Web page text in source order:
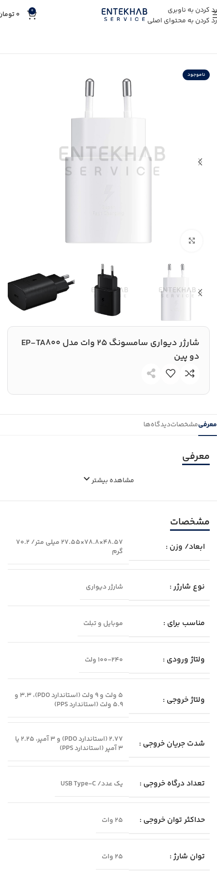
رد کردن به ناوبری
رد کردن به محتوای اصلی
0
0
ناموجود
بزرگنمایی تصویر
شارژر دیواری سامسونگ 25 وات مدل EP-TA800
دو پین
معرفیمشخصاتدیدگاه‌ها
معرفی
مشاهده بیشتر
مشخصات
ابعاد/ وزن :
48.57×78.8×27.55 میلی متر/ 70.2
گرم
نوع شارژر : شارژر دیواری
مناسب برای : موبایل و تبلت
ولتاژ ورودی : 100-240 ولت
ولتاژ خروجی :
5 ولت و 9 ولت (استاندارد PDO)، 3.3 و
5.9 ولت (استاندارد PPS)
شدت جریان خروجی :
2.77 (استاندارد PDO) و 3 آمپر، 2.25 یا
3 آمپر (استاندارد PPS)
تعداد درگاه خروجی : یک عدد/ USB Type-C
حداکثر توان خروجی : 25 وات
توان شارژ : 25 وات